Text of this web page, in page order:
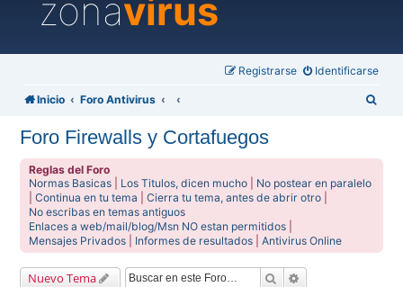
zonavirus
Identificarse
Registrarse
Inicio Foro Antivirus
Foro Firewalls y Cortafuegos
Reglas del Foro
Normas Basicas
Los Titulos, dicen mucho
No postear en paralelo
|Continua en tu tema |Cierra tu tema, antes de abrir otro
No escribas en temas antiguos
Enlaces a web/mail/blog/Msn NO estan permitidos
Mensajes Privados
Informes de resultados |Antivirus Online
Nuevo Tema Buscar